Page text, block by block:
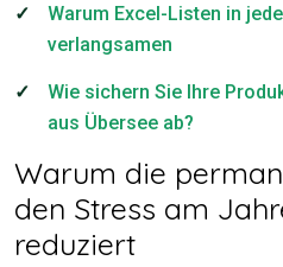
Warum Excel-Listen in
verlangsamen
Wie sichern Sie Ihre
aus Übersee ab?
Warum die
den Stress am
reduziert